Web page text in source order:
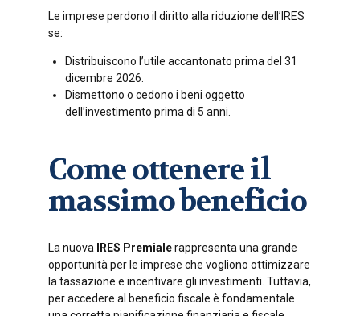
Le imprese perdono il diritto alla riduzione dell’IRES
se:
Distribuiscono l’utile accantonato prima del 31
dicembre 2026.
Dismettono o cedono i beni oggetto
dell’investimento prima di 5 anni.
Come ottenere il
massimo beneficio
La nuova IRES Premialerappresenta una grande
opportunità per le imprese che vogliono ottimizzare
la tassazione e incentivare gli investimenti. Tuttavia,
per accedere al beneficio fiscale è fondamentale